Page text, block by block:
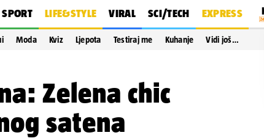
SPORT LIFE&STYLE VIRAL SCI/TECH EXPRESS
Moda Kviz Ljepota Testiraj me Kuhanje Vidi još…
Zelena chic
satena